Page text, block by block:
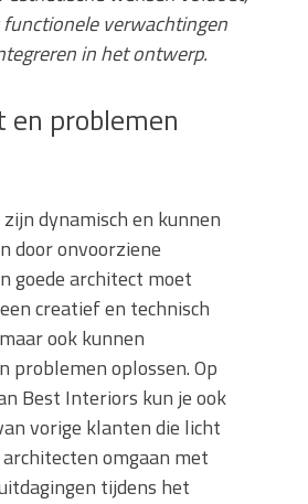
verwachtingen
in het ontwerp.
problemen
dynamisch en kunnen
door onvoorziene
goede architect moet
creatief en technisch
ook kunnen
problemen oplossen. Op
Best Interiors kun je ook
vorige klanten die licht
omgaan met
tijdens het